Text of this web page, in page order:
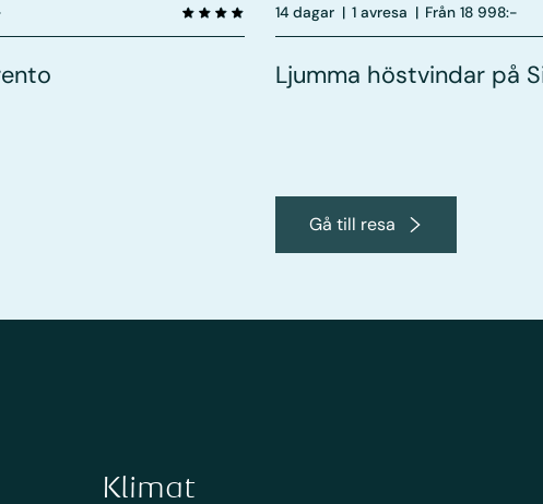
14 dagar | 1 avresa | Från 18 998:-
Ljumma höstvindar på
Gå till resa
Klimat